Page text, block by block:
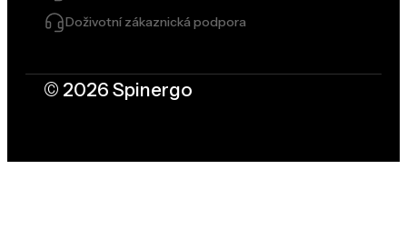
Doživotní zákaznická podpora
© 2026 Spinergo